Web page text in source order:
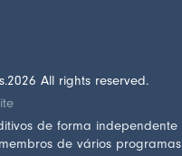
2026 All rights reserved.
de forma independente
de vários programas